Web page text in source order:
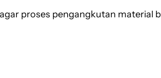
proses pengangkutan material